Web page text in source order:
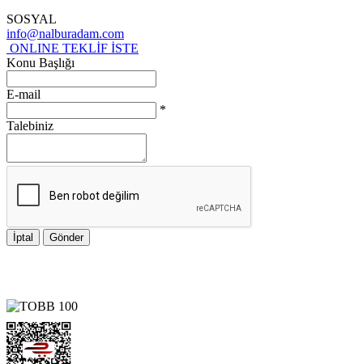
SOSYAL
info@nalburadam.com
ONLINE TEKLİF İSTE
Konu Başlığı
E-mail
*
Talebiniz
İptal Gönder